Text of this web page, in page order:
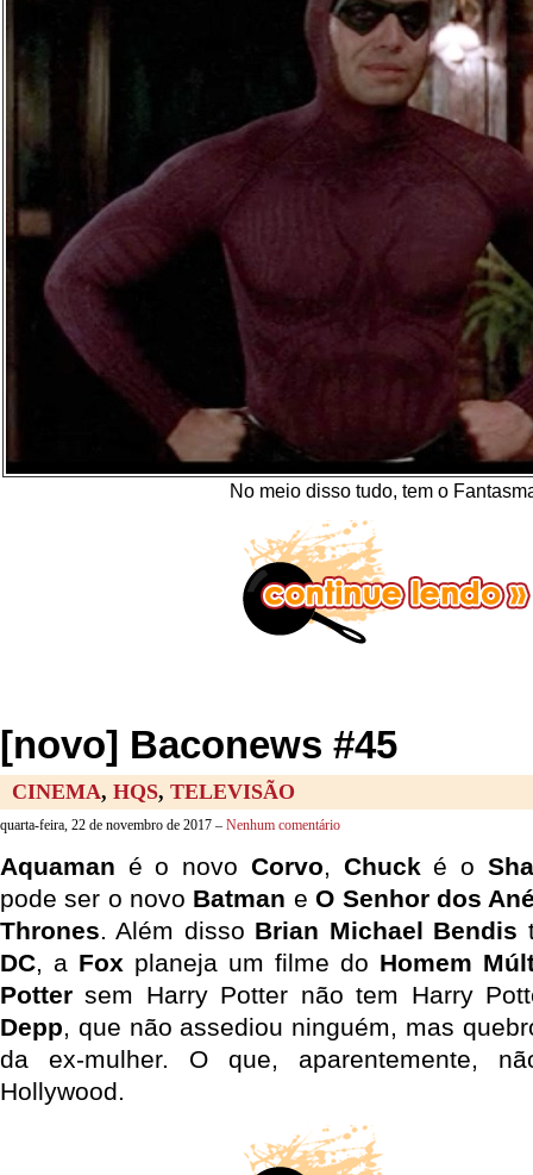
No meio disso tudo, tem o
[novo] Baconews #45
CINEMA, HQS, TELEVISÃO
quarta-feira, 22 de novembro de 2017 – Nenhum comentário
Aquaman é o novo Corvo, Chuck é o
pode ser o novo Batman eO Senhor dos
Thrones. Além disso Brian Michael Bendis
DC, a Fox planeja um filme do Homem
Potter sem Harry Potter não tem Harry
Depp, que não assediou ninguém, mas
da ex-mulher. O que, aparentemente,
Hollywood.